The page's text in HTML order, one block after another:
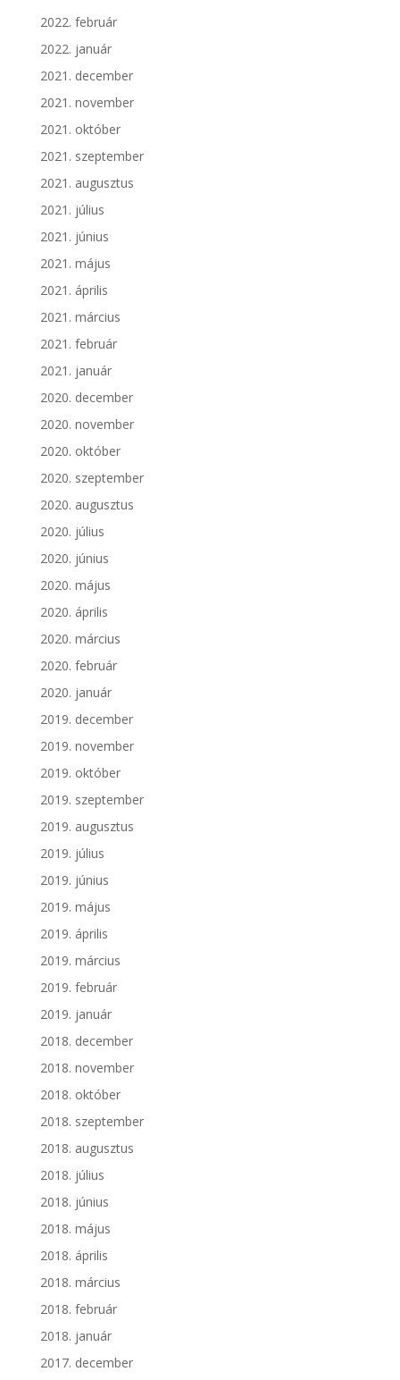
2022. február
2022. január
2021. december
2021. november
2021. október
2021. szeptember
2021. augusztus
2021. július
2021. június
2021. május
2021. április
2021. március
2021. február
2021. január
2020. december
2020. november
2020. október
2020. szeptember
2020. augusztus
2020. július
2020. június
2020. május
2020. április
2020. március
2020. február
2020. január
2019. december
2019. november
2019. október
2019. szeptember
2019. augusztus
2019. július
2019. június
2019. május
2019. április
2019. március
2019. február
2019. január
2018. december
2018. november
2018. október
2018. szeptember
2018. augusztus
2018. július
2018. június
2018. május
2018. április
2018. március
2018. február
2018. január
2017. december